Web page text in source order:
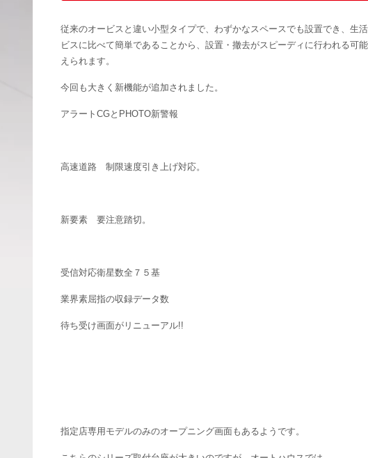
従来のオービスと違い小型タイプで、わずかなスペースでも設置でき、生
ビスに比べて簡単であることから、設置・撤去がスピーディに行われる
えられます。
今回も大きく新機能が追加されました。
アラートCGとPHOTO新警報
高速道路 制限速度引き上げ対応。
新要素 要注意踏切。
受信対応衛星数全７５基
業界素屈指の収録データ数
待ち受け画面がリニューアル!!
指定店専用モデルのみのオープニング画面もあるようです。